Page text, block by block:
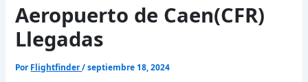
Aeropuerto de Caen(CFR)
Llegadas
Por Flightfinder/septiembre 18, 2024